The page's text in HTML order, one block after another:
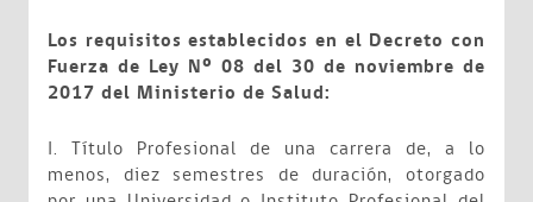
Los requisitos establecidos en el Decreto con
Fuerza de Ley Nº 08 del 30 de noviembre de
2017 del Ministerio de Salud:
I. Título Profesional de una carrera de, a lo
menos, diez semestres de duración, otorgado